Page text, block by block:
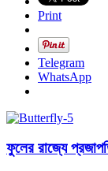
Print
Telegram
WhatsApp
ফুলের রাজ্যে